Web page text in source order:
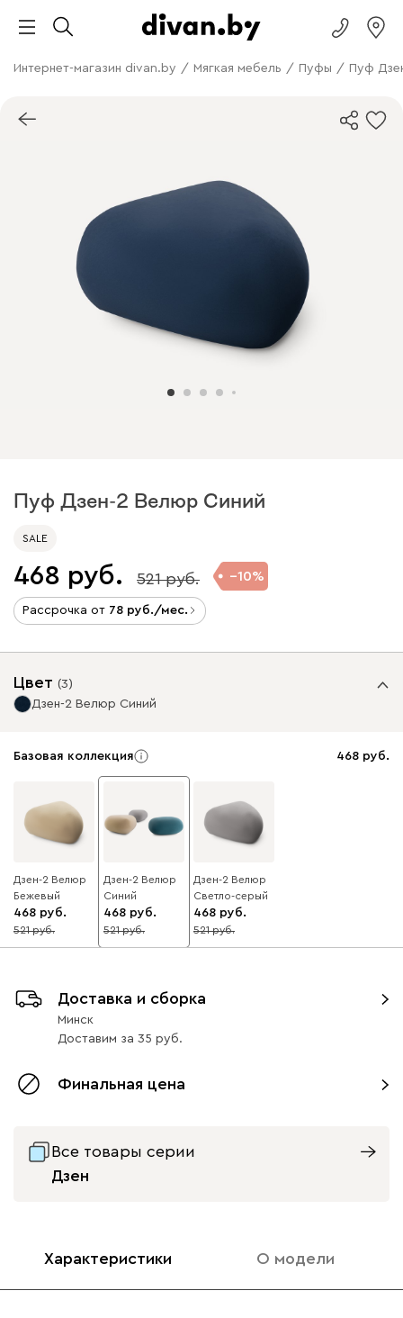
Интернет-магазин divan.by / Мягкая мебель / Пуфы / Пуф
Пуф Дзен-2 Велюр Синий
SALE
468 521 10
Рассрочка от 78 /мес.
Цвет (3)
Дзен-2 Велюр Синий
Базовая коллекция 468
Дзен-2 Велюр
Бежевый
468
10
521
Дзен-2 Велюр
Синий
468
10
521
Дзен-2 Велюр
Светло-серый
468
10
521
Доставка и сборка
Минск
Доставим за 35
Финальная цена
Все товары серии
Дзен
Характеристики О модели